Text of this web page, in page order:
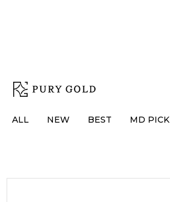
ALL NEW BEST MD PICK